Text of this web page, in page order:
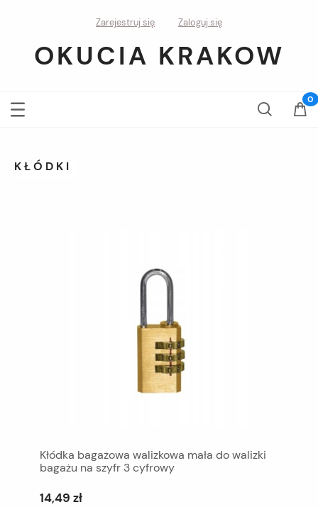
Zarejestruj się Zaloguj się
OKUCIA KRAKOW
KŁÓDKI
Kłódka bagażowa walizkowa mała do walizki
bagażu na szyfr 3 cyfrowy
14,49 zł